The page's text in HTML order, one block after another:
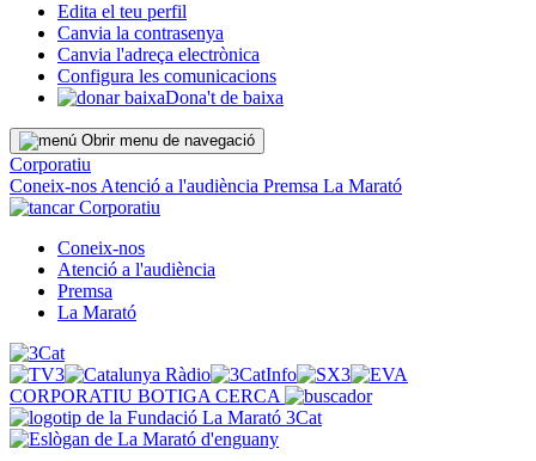
Edita el teu perfil
Canvia la contrasenya
Canvia l'adreça electrònica
Configura les comunicacions
Dona't de baixa
Obrir menu de navegació
Corporatiu
Coneix-nos Atenció a l'audiència Premsa La Marató
Corporatiu
Coneix-nos
Atenció a l'audiència
Premsa
La Marató
CORPORATIU BOTIGA CERCA